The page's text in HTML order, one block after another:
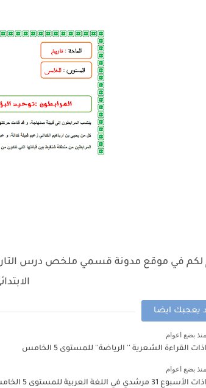
لكم في موقع مدونة قسمي ملخص درس
يعجبك ايضا
منذ بضع اعوام
القراءة الشعرية '' الرياضة'' للمستوى 5 الخامس
منذ بضع اعوام
31 مرشدي في اللغة العربية للمستوى 5 الخامس...